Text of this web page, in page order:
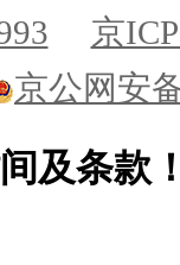
京
京公网安
及条款